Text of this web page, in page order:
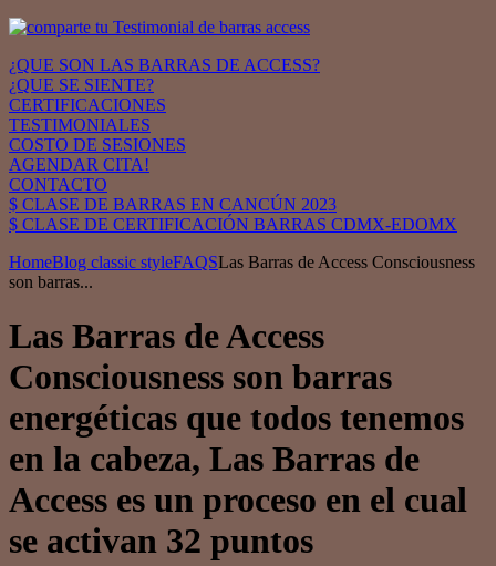
¿QUE SON LAS BARRAS DE ACCESS?
¿QUE SE SIENTE?
CERTIFICACIONES
TESTIMONIALES
COSTO DE SESIONES
AGENDAR CITA!
CONTACTO
$ CLASE DE BARRAS EN CANCÚN 2023
$ CLASE DE CERTIFICACIÓN BARRAS CDMX-EDOMX
HomeBlog classic styleFAQSLas Barras de Access Consciousness
son barras...
Las Barras de Access
Consciousness son barras
energéticas que todos tenemos
en la cabeza, Las Barras de
Access es un proceso en el cual
se activan 32 puntos